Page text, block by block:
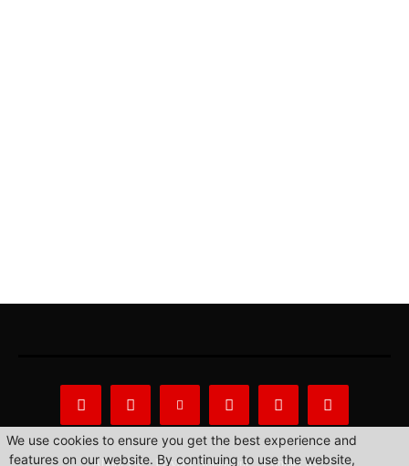
We use cookies to ensure you get the best experience and
features on our website. By continuing to use the website,